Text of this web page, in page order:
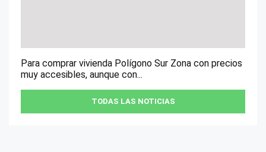
Para comprar vivienda Polígono Sur Zona con precios
muy accesibles, aunque con...
TODAS LAS NOTICIAS